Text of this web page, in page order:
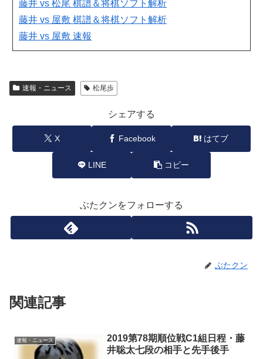
藤井 vs 松尾 棋譜＆将棋ソフト解析
藤井 vs 屋敷 棋譜＆将棋ソフト解析
藤井 vs 屋敷 速報
速報・ニュース 松尾歩
シェアする
X Facebook はてブ
LINE コピー
ぶたクンをフォローする
ぶたクン
関連記事
速報・ニュース
2019第78期順位戦C1組日程・藤
井聡太七段の相手と先手後手